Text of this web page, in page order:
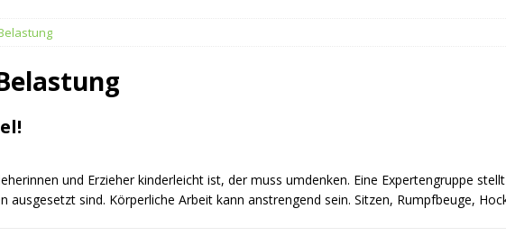
und Erzieher kinderleicht ist, der muss umdenken. Eine Expertengruppe
ausgesetzt sind. Körperliche Arbeit kann anstrengend sein. Sitzen, Rumpfbeuge,